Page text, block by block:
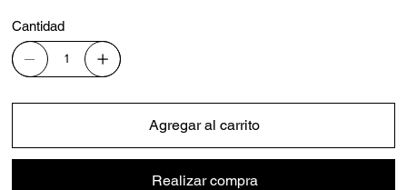
Cantidad
Agregar al carrito
Realizar compra